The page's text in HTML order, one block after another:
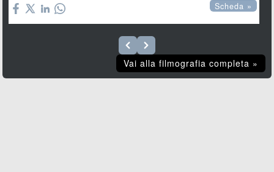
Scheda »
Vai alla filmografia completa »